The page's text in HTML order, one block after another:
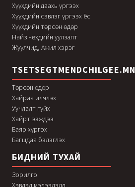
Хүүхдийн даахь үргээх
Хүүхдийн сэвлэг үргээх ёс
Хүүхдийн төрсөн өдөр
Найз нөхдийн уулзалт
Жуулчид, Ажил хэрэг
TSETSEGTMENDCHILGEE.MN
Төрсөн өдөр
Хайраа илчлэх
Уучлалт гуйх
Хайрт ээждээ
Баяр хүргэх
Багшдаа бэлэглэх
БИДНИЙ ТУХАЙ
Зорилго
Хэвлэл мэдээлэлд